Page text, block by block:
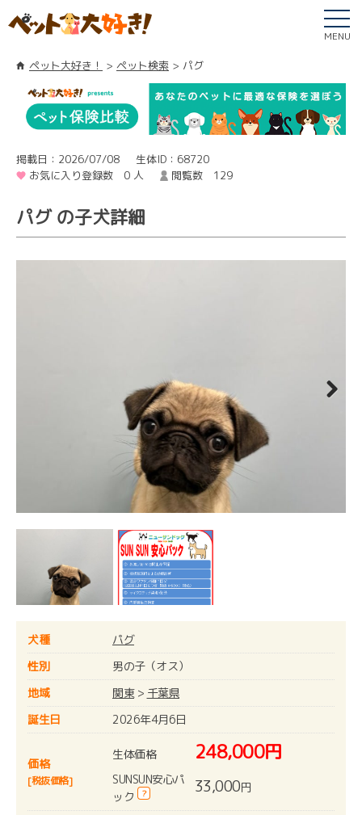
MENU
ペット大好き！ ペット検索 パグ
掲載日：2026/07/08
生体ID：68720
お気に入り登録数 0 人
閲覧数 129
パグ の子犬詳細
犬種
パグ
性別
男の子（オス）
地域
関東> 千葉県
誕生日
2026年4月6日
価格
[税抜価格]
生体価格 248,000円
SUNSUN安心パ
ック
? 33,000円